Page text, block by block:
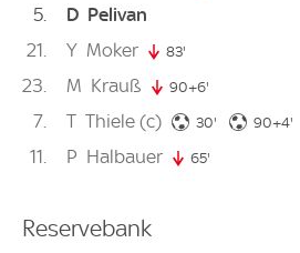
5 D Pelivan
21
Y Moker 83'
23 M Krauß 90+6'
7 T Thiele (c) 30' 30. minute
90+4'
11 P Halbauer 65'
Reservebank